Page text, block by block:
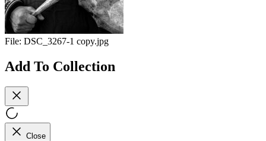
File: DSC_3267-1 copy.jpg
Add To Collection
Close